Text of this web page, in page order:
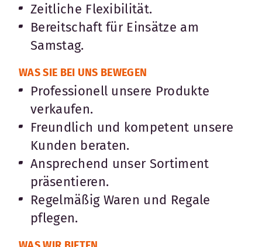
Zeitliche Flexibilität.
Bereitschaft für Einsätze am
Samstag.
WAS SIE BEI UNS BEWEGEN
Professionell unsere Produkte
verkaufen.
Freundlich und kompetent unsere
Kunden beraten.
Ansprechend unser Sortiment
präsentieren.
Regelmäßig Waren und Regale
pflegen.